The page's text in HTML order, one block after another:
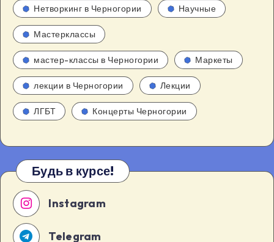
Нетворкинг в Черногории Научные
Мастерклассы
мастер-классы в Черногории Маркеты
лекции в Черногории Лекции
ЛГБТ Концерты Черногории
Будь в курсе!
Instagram
Telegram